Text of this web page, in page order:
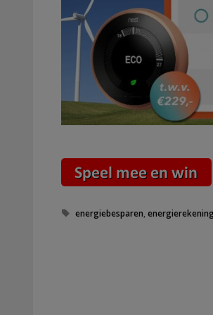
Tags
energiebesparen ,energierekening